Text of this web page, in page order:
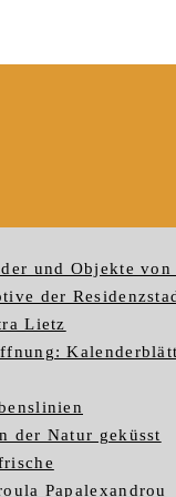
und Objekte
der
Lietz
der Natur geküsst
Papalexandrou